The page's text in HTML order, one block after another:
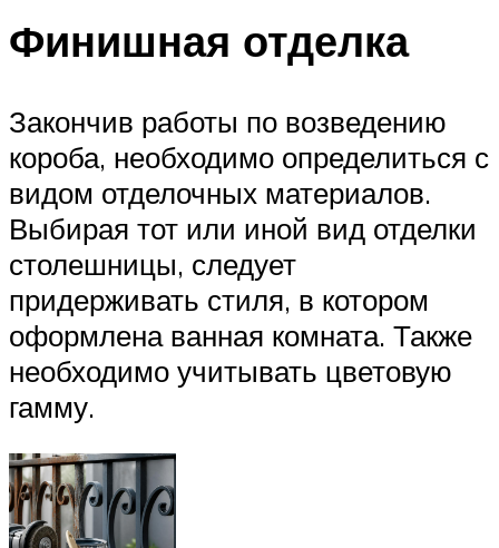
Финишная отделка
Закончив работы по возведению
короба, необходимо определиться с
видом отделочных материалов.
Выбирая тот или иной вид отделки
столешницы, следует
придерживать стиля, в котором
оформлена ванная комната. Также
необходимо учитывать цветовую
гамму.